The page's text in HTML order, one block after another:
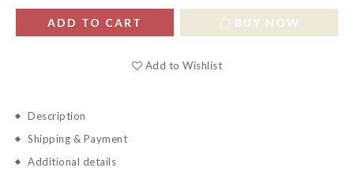
ADD TO CART BUY NOW
Add to Wishlist
Description
Shipping & Payment
Additional details